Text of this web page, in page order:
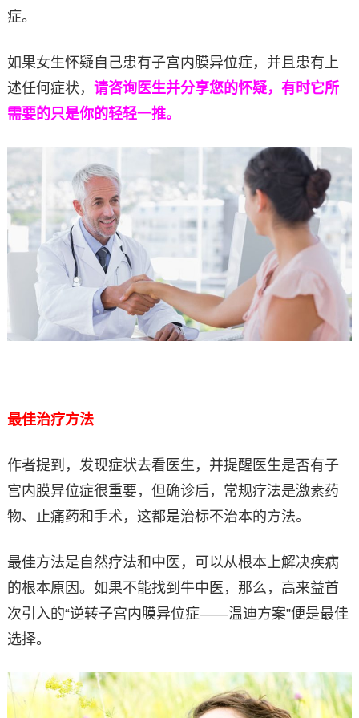
症。
如果女生怀疑自己患有子宫内膜异位症，并且患有上
述任何症状， 请咨询医生并分享您的怀疑，有时它所
需要的只是你的轻轻一推。
最佳治疗方法
作者提到，发现症状去看医生，并提醒医生是否有子
宫内膜异位症很重要，但确诊后，常规疗法是激素药
物、止痛药和手术，这都是治标不治本的方法。
最佳方法是自然疗法和中医，可以从根本上解决疾病
的根本原因。如果不能找到牛中医，那么，高来益首
次引入的“逆转子宫内膜异位症——温迪方案”便是最佳
选择。